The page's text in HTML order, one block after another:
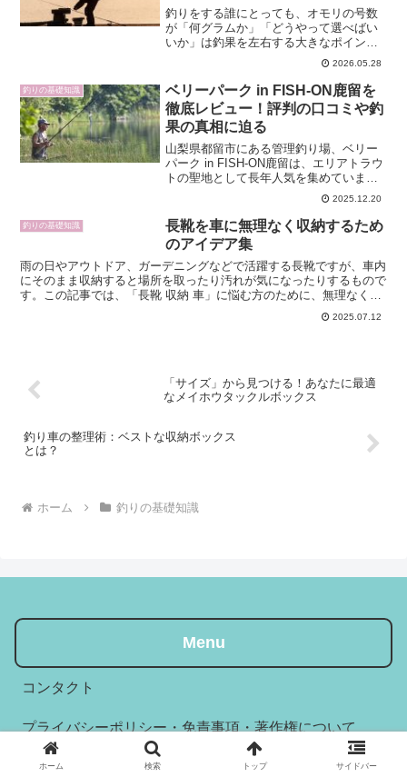
釣りをする誰にとっても、オモリの号数
が「何グラムか」「どうやって選べばい
いか」は釣果を左右する大きなポイント
です。重すぎると仕掛けが沈みすぎてア
タリがとれないし、軽すぎると流されて
安定しません。ここでは釣り オモリ 号数
計算を中心に、号数...
2026.05.28
釣りの基礎知識
ベリーパーク in FISH-ON鹿留を
徹底レビュー！評判の口コミや釣
果の真相に迫る
山梨県都留市にある管理釣り場、ベリー
パーク in FISH-ON鹿留は、エリアトラウ
トの聖地として長年人気を集めていま
す。大物狙いの中上級者から、家族連れ
やカップルまで幅広い層が訪れ、ネット
上にも多くのレビューや口コミが投稿さ
れています。本...
2025.12.20
釣りの基礎知識
長靴を車に無理なく収納するため
のアイデア集
雨の日やアウトドア、ガーデニングなどで活躍する長靴ですが、車内
にそのまま収納すると場所を取ったり汚れが気になったりするもので
す。この記事では、「長靴 収納 車」に悩む方のために、無理なくス
ッキリと車に長靴を収納するための実践アイデアや便利な...2025.07.12
「サイズ」から見つける！あなたに最適
なメイホウタックルボックス
釣り車の整理術：ベストな収納ボックス
とは？
ホーム 釣りの基礎知識
Menu
コンタクト
プライバシーポリシー・免責事項・著作権について
ホーム 検索 トップ サイドバー